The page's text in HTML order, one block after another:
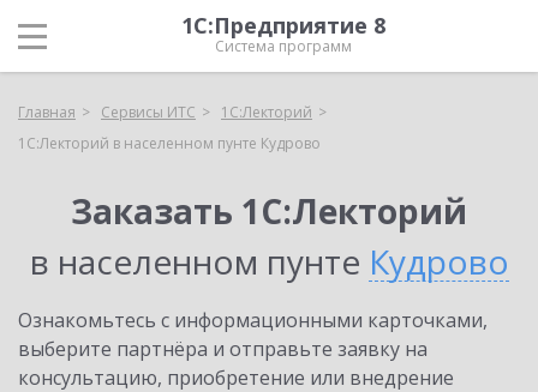
1С:Предприятие 8
Система программ
Главная Сервисы ИТС
1С:Лекторий
1С:Лекторий в населенном пунте Кудрово
Заказать 1С:Лекторий
в населенном пунте Кудрово
Ознакомьтесь с информационными карточками,
выберите партнёра и отправьте заявку на
консультацию, приобретение или внедрение